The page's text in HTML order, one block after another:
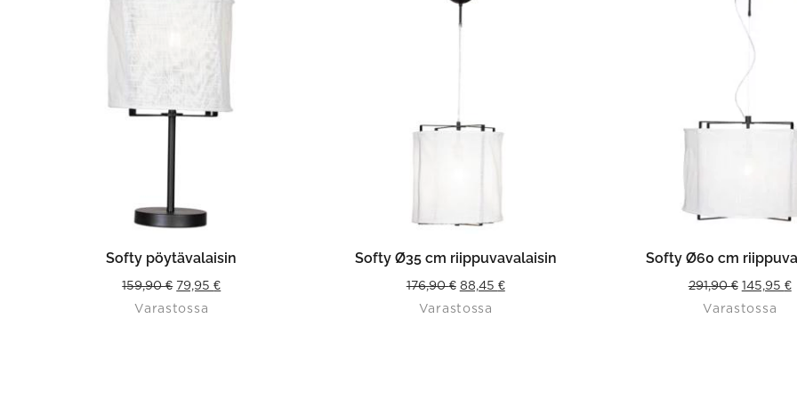
LISÄÄ OSTOSKORIIN
Softy pöytävalaisin
159,90€ Original
price
79,95€Current
Varastossa
LISÄÄ OSTOSKORIIN
Softy Ø35 cm riippuvavalaisin
176,90€ Original
price
88,45 €Current
Varastossa
LISÄÄ
Softy Ø60 cm
291,90€ Original
price
145,95 €
Varastossa